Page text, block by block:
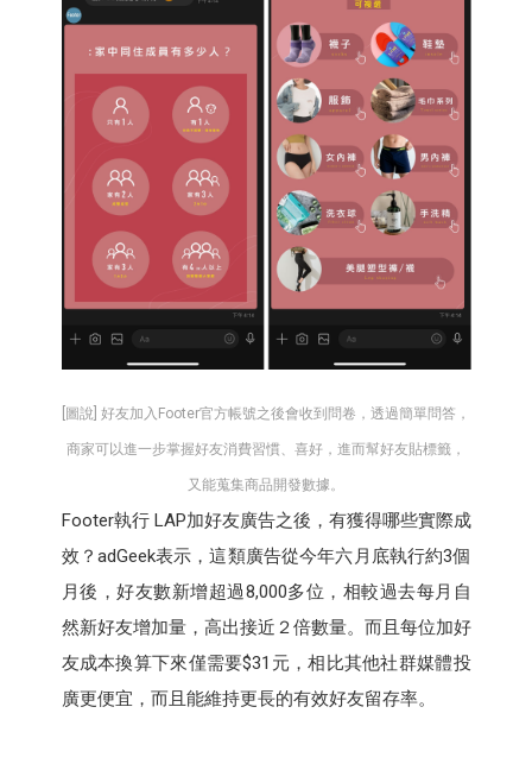
[圖說] 好友加入Footer官方帳號之後會收到問卷，透過簡單問答，
商家可以進一步掌握好友消費習慣、喜好，進而幫好友貼標籤，
又能蒐集商品開發數據。
Footer執行 LAP加好友廣告之後，有獲得哪些實際成
效？adGeek表示，這類廣告從今年六月底執行約3個
月後，好友數新增超過8,000多位，相較過去每月自
然新好友增加量，高出接近２倍數量。而且每位加好
友成本換算下來僅需要$31元，相比其他社群媒體投
廣更便宜，而且能維持更長的有效好友留存率。